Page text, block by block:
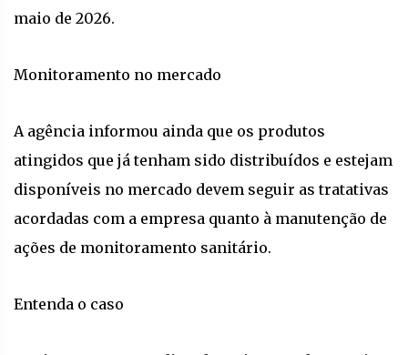
maio de 2026.
Monitoramento no mercado
A agência informou ainda que os produtos
atingidos que já tenham sido distribuídos e estejam
disponíveis no mercado devem seguir as tratativas
acordadas com a empresa quanto à manutenção de
ações de monitoramento sanitário.
Entenda o caso